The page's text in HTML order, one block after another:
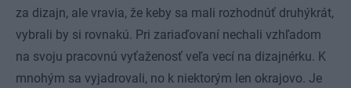
za dizajn, ale vravia, že keby sa mali rozhodnúť druhýkrát,
vybrali by si rovnakú. Pri zariaďovaní nechali vzhľadom
na svoju pracovnú vyťaženosť veľa vecí na dizajnérku. K
mnohým sa vyjadrovali, no k niektorým len okrajovo. Je